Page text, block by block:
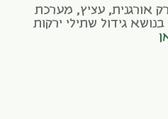
אורגנית, עציץ, מערכת
גידול שתילי ירקות